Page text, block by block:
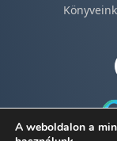
Könyveink
A weboldalon a